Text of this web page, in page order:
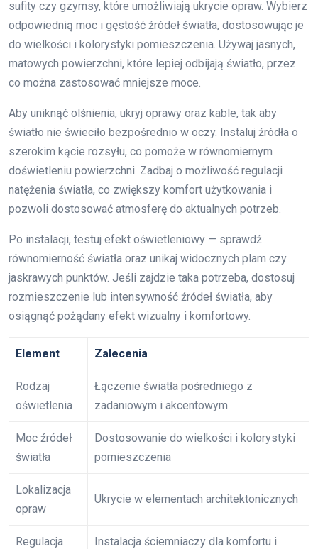
sufity czy gzymsy, które umożliwiają ukrycie opraw. Wybierz
odpowiednią moc i gęstość źródeł światła, dostosowując je
do wielkości i kolorystyki pomieszczenia. Używaj jasnych,
matowych powierzchni, które lepiej odbijają światło, przez
co można zastosować mniejsze moce.
Aby uniknąć olśnienia, ukryj oprawy oraz kable, tak aby
światło nie świeciło bezpośrednio w oczy. Instaluj źródła o
szerokim kącie rozsyłu, co pomoże w równomiernym
doświetleniu powierzchni. Zadbaj o możliwość regulacji
natężenia światła, co zwiększy komfort użytkowania i
pozwoli dostosować atmosferę do aktualnych potrzeb.
Po instalacji, testuj efekt oświetleniowy — sprawdź
równomierność światła oraz unikaj widocznych plam czy
jaskrawych punktów. Jeśli zajdzie taka potrzeba, dostosuj
rozmieszczenie lub intensywność źródeł światła, aby
osiągnąć pożądany efekt wizualny i komfortowy.
Element Zalecenia
Rodzaj
oświetlenia
Łączenie światła pośredniego z
zadaniowym i akcentowym
Moc źródeł
światła
Dostosowanie do wielkości i kolorystyki
pomieszczenia
Lokalizacja
opraw
Ukrycie w elementach architektonicznych
Regulacja
Instalacja ściemniaczy dla komfortu i